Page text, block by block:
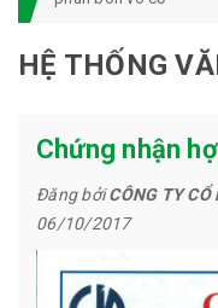
HỆ THỐNG
Chứng nhận
Đăng bởiCÔNG TY
06/10/2017